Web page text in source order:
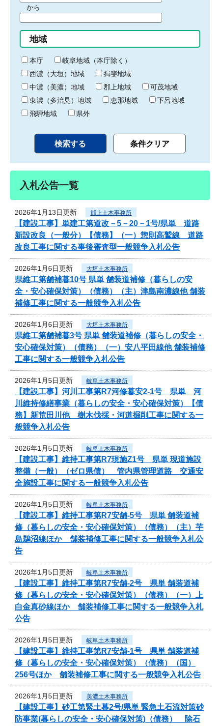
間
始
り
から
間
終
わ
り
地域
本庁
岐阜地域（本庁除く）
西濃（大垣）地域
揖斐地域
中濃（美濃）地域
郡上地域
可茂地域
東濃（多治見）地域
恵那地域
下呂地域
飛騨地域
県外
入札公告一覧
2026年1月13日更新 郡上土木事務所
【建設工事】単建工第道改－5－20－1号/県単 道路
新設改良（一般分）【債務】（一）惣則高鷲線 道路
改良工事に関する事後審査型一般競争入札公告
2026年1月6日更新 大垣土木事務所
県維工第舗補暮10号 県単 舗装道補修（暮らしの安
全・安心確保対策）（債務）（主）津島南濃線他 舗装
補修工事に関する一般競争入札公告
2026年1月6日更新 大垣土木事務所
県維工第舗補暮3号 県単 舗装道補修（暮らしの安全・
安心確保対策）（債務）（一）安八平田線他 舗装補修
工事に関する一般競争入札公告
2026年1月5日更新 岐阜土木事務所
【建設工事】河川工事第R7河修暮安2-1号 県単 河
川維持修繕事業（暮らしの安全・安心確保対策）【債
務】新荒田川他 樹木伐採・河道掘削工事に関する一
般競争入札公告
2026年1月5日更新 岐阜土木事務所
【建設工事】維持工事第R7現施Z1号 県単 現道施設
整備（一般）（ゼロ県債） 管内県管理道路 交通安
全施設工事に関する一般競争入札公告
2026年1月5日更新 岐阜土木事務所
【建設工事】維持工事第R7安舗-5号 県単 舗装道補
修（暮らしの安全・安心確保対策）（債務）（主）芋
島鵜沼線ほか 舗装補修工事に関する一般競争入札公
告
2026年1月5日更新 岐阜土木事務所
【建設工事】維持工事第R7安舗-2号 県単 舗装道補
修（暮らしの安全・安心確保対策）（債務）（一）上
白金真砂線ほか 舗装補修工事に関する一般競争入札
公告
2026年1月5日更新 岐阜土木事務所
【建設工事】維持工事第R7安舗-1号 県単 舗装道補
修（暮らしの安全・安心確保対策）（債務）（国）
256号ほか 舗装補修工事に関する一般競争入札公告
2026年1月5日更新 美濃土木事務所
【建設工事】砂工第緊土暮2号/県単 緊急土石流対策砂
防事業(暮らしの安全・安心確保対策)（債務） 除石